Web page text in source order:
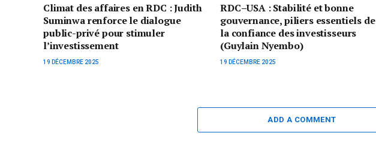
Climat des affaires en RDC : Judith
Suminwa renforce le dialogue
public-privé pour stimuler
l’investissement
19 DÉCEMBRE 2025
RDC–USA : Stabilité et bonne
gouvernance, piliers essentiels de
la confiance des investisseurs
(Guylain Nyembo)
19 DÉCEMBRE 2025
ADD A COMMENT